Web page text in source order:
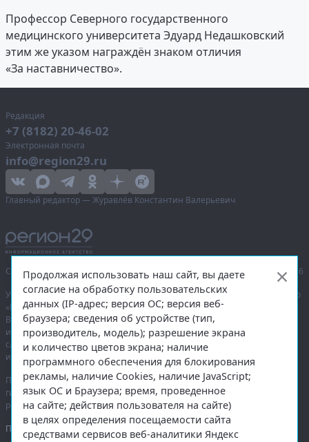
Профессор Северного государственного
медицинского университета Эдуард Недашковский
этим же указом награждён знаком отличия
«За наставничество».
Редакция
+7 (8182) 20-46-02
Электронная почта
info@region29.ru
Главный редактор — Журавлёв Константин Валерьевич
Сетевое издание «Информационное агентство Регион 29»,
© 2016–2026
Учредитель — общество с ограниченной ответственностью «Агентство
«Правда Севера».
Выписка из реестра зарегистрированных средств массовой
информации:ЭЛ № ФС 77-74226от 09.11.2018 выдано Федеральной
службой по надзору в сфере связи, информационных технологий
и массовых коммуникаций (Роскомнадзор).
При полном или частичном использовании любых материалов
гиперссылка на region29.ruобязательна. Копирование материалов без
разрешения администрации сайта запрещено.
Правовая информация
Продолжая использовать наш сайт, вы даете
согласие на обработку пользовательских
данных (IP-адрес; версия ОС; версия веб-
браузера; сведения об устройстве (тип,
производитель, модель); разрешение экрана
и количество цветов экрана; наличие
программного обеспечения для блокирования
рекламы, наличие Cookies, наличие JavaScript;
язык ОС и Браузера; время, проведенное
на сайте; действия пользователя на сайте)
в целях определения посещаемости сайта
средствами сервисов веб-аналитики Яндекс